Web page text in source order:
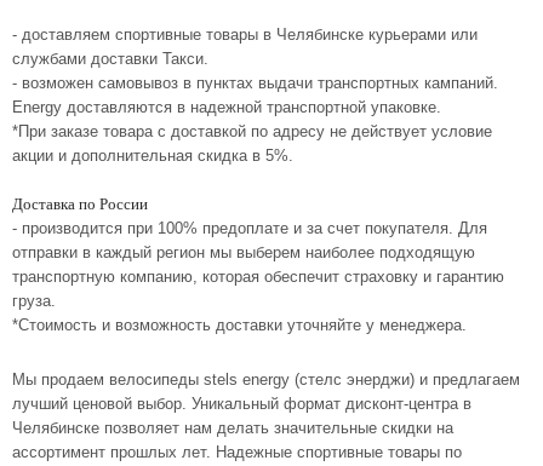
- доставляем спортивные товары в Челябинске курьерами или
службами доставки Такси.
- возможен самовывоз в пунктах выдачи транспортных кампаний.
Energy доставляются в надежной транспортной упаковке.
*При заказе товара с доставкой по адресу не действует условие
акции и дополнительная скидка в 5%.
Доставка по России
- производится при 100% предоплате и за счет покупателя. Для
отправки в каждый регион мы выберем наиболее подходящую
транспортную компанию, которая обеспечит страховку и гарантию
груза.
*Стоимость и возможность доставки уточняйте у менеджера.
Мы продаем велосипеды stels energy (стелс энерджи) и предлагаем
лучший ценовой выбор. Уникальный формат дисконт-центра в
Челябинске позволяет нам делать значительные скидки на
ассортимент прошлых лет. Надежные спортивные товары по